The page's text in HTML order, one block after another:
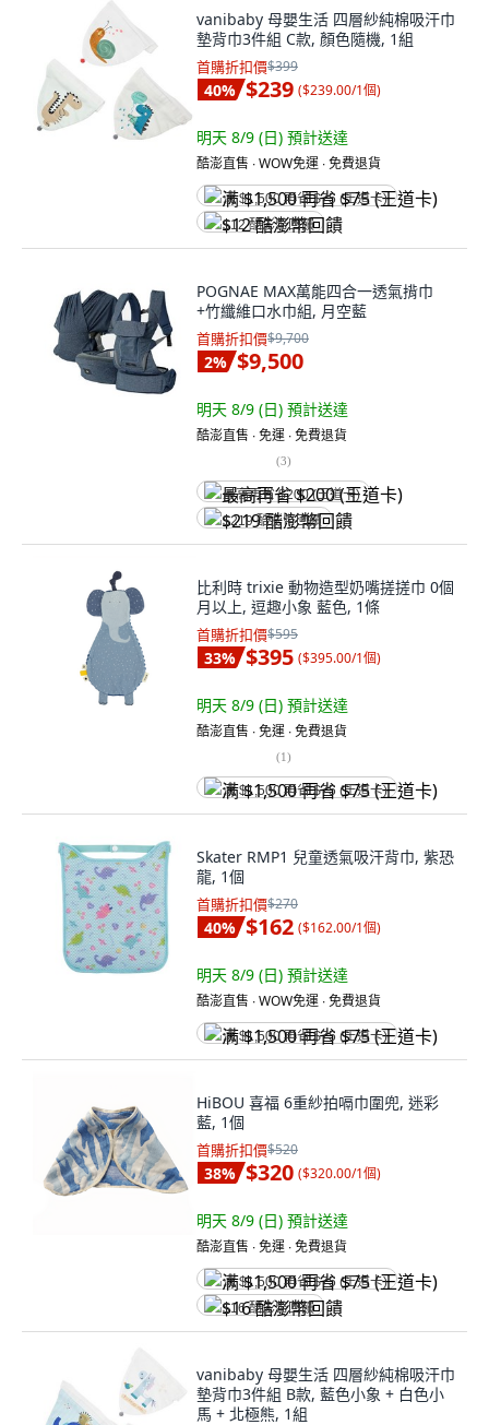
vanibaby 母嬰生活 四層紗純棉吸汗巾
墊背巾3件組 C款, 顏色隨機, 1組
首購折扣價$399
40% $239 ($239.00/1個)
明天 8/9 (日) 預計送達
酷澎直售 ∙ WOW免運 ∙ 免費退貨
满 $1,500 再省 $75 (王道卡)
$12 酷澎幣回饋
POGNAE MAX萬能四合一透氣揹巾
+竹纖維口水巾組, 月空藍
首購折扣價$9,700
2% $9,500
明天 8/9 (日) 預計送達
酷澎直售 ∙ 免運 ∙ 免費退貨
(3)
最高再省 $200 (王道卡)
$219 酷澎幣回饋
比利時 trixie 動物造型奶嘴搓搓巾 0個
月以上, 逗趣小象 藍色, 1條
首購折扣價$595
33% $395 ($395.00/1個)
明天 8/9 (日) 預計送達
酷澎直售 ∙ 免運 ∙ 免費退貨
(1)
满 $1,500 再省 $75 (王道卡)
Skater RMP1 兒童透氣吸汗背巾, 紫恐
龍, 1個
首購折扣價$270
40% $162 ($162.00/1個)
明天 8/9 (日) 預計送達
酷澎直售 ∙ WOW免運 ∙ 免費退貨
满 $1,500 再省 $75 (王道卡)
HiBOU 喜福 6重紗拍嗝巾圍兜, 迷彩
藍, 1個
首購折扣價$520
38% $320 ($320.00/1個)
明天 8/9 (日) 預計送達
酷澎直售 ∙ 免運 ∙ 免費退貨
满 $1,500 再省 $75 (王道卡)
$16 酷澎幣回饋
vanibaby 母嬰生活 四層紗純棉吸汗巾
墊背巾3件組 B款, 藍色小象 + 白色小
馬 + 北極熊, 1組